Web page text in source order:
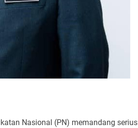
Nasional (PN) memandang serius